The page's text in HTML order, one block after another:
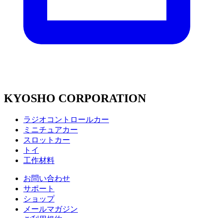
KYOSHO CORPORATION
ラジオコントロールカー
ミニチュアカー
スロットカー
トイ
工作材料
お問い合わせ
サポート
ショップ
メールマガジン